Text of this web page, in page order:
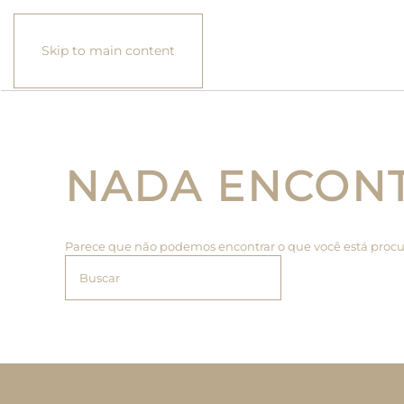
Skip to main content
NADA
Parece que não podemos encontrar o que você está